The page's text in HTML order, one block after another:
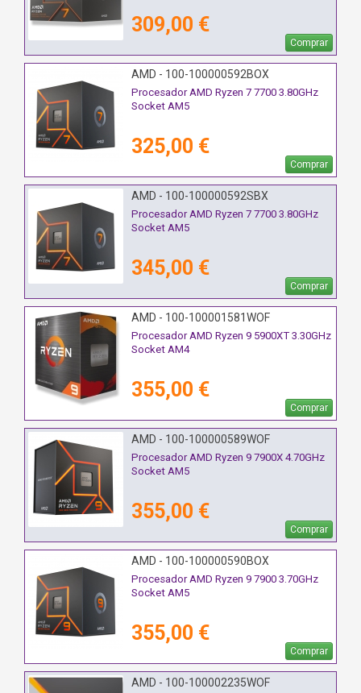
309,00 €
Comprar
AMD - 100-100000592BOX
Procesador AMD Ryzen 7 7700 3.80GHz
Socket AM5
325,00 €
Comprar
AMD - 100-100000592SBX
Procesador AMD Ryzen 7 7700 3.80GHz
Socket AM5
345,00 €
Comprar
AMD - 100-100001581WOF
Procesador AMD Ryzen 9 5900XT 3.30GHz
Socket AM4
355,00 €
Comprar
AMD - 100-100000589WOF
Procesador AMD Ryzen 9 7900X 4.70GHz
Socket AM5
355,00 €
Comprar
AMD - 100-100000590BOX
Procesador AMD Ryzen 9 7900 3.70GHz
Socket AM5
355,00 €
Comprar
AMD - 100-100002235WOF